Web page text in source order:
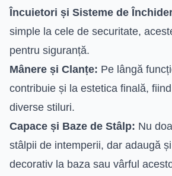
Încuietori și Sisteme de
simple la cele de securitate,
pentru siguranță.
Mânere și Clanțe: Pe lângă
contribuie și la estetica finală,
diverse stiluri.
Capace și Baze de Stâlp: Nu
stâlpii de intemperii, dar adaugă
decorativ la baza sau vârful